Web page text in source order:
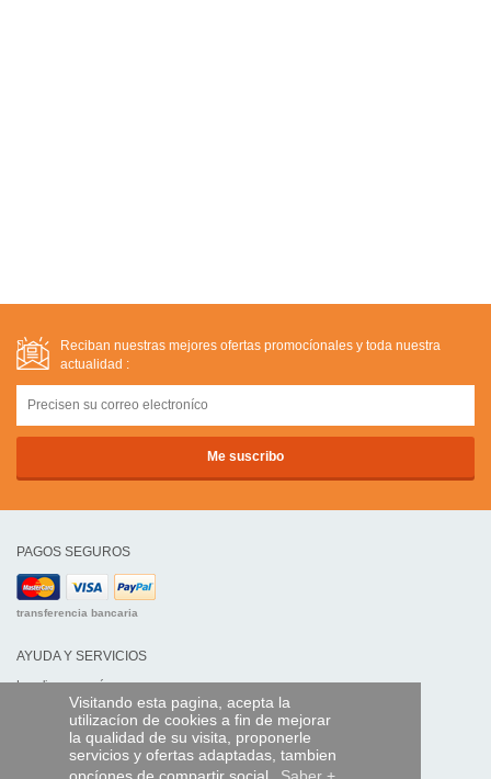
Visitando esta pagina, acepta la
utilizacíon de cookies a fin de mejorar
la qualidad de su visita, proponerle
servicios y ofertas adaptadas, tambien
Reciban nuestras mejores ofertas promocíonales y toda nuestra
actualidad :
PAGOS SEGUROS
transferencia bancaria
AYUDA Y SERVICIOS
Localice su envío
MANDO EXPRESS
¿Quiénes somos?
Información legal